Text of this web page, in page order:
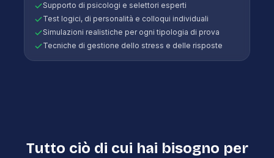
Supporto di psicologi e selettori esperti
Test logici, di personalità e colloqui individuali
Simulazioni realistiche per ogni tipologia di prova
Tecniche di gestione dello stress e delle risposte
Tutto ciò di cui hai bisogno per